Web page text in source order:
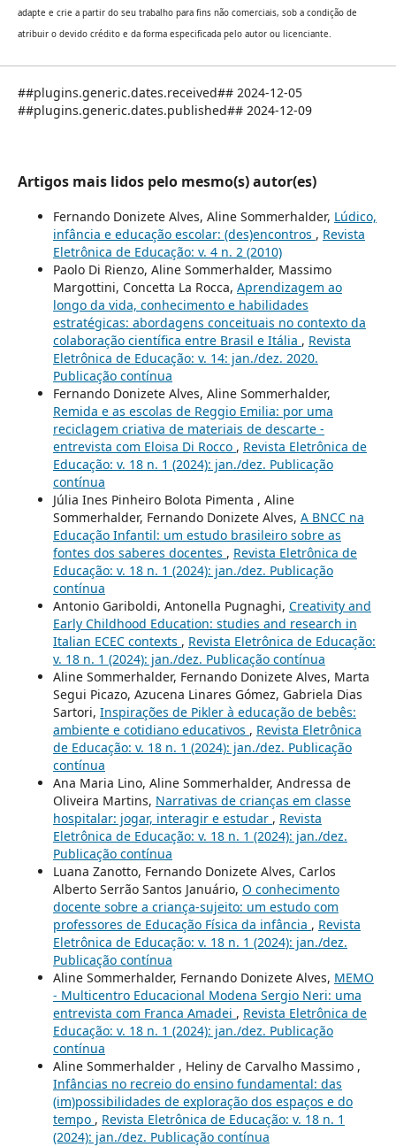
adapte e crie a partir do seu trabalho para fins não comerciais, sob a condição de
atribuir o devido crédito e da forma especificada pelo autor ou licenciante.
##plugins.generic.dates.received## 2024-12-05
##plugins.generic.dates.published## 2024-12-09
Artigos mais lidos pelo mesmo(s) autor(es)
Fernando Donizete Alves, Aline Sommerhalder, Lúdico,
infância e educação escolar: (des)encontros , Revista
Eletrônica de Educação: v. 4 n. 2 (2010)
Paolo Di Rienzo, Aline Sommerhalder, Massimo
Margottini, Concetta La Rocca, Aprendizagem ao
longo da vida, conhecimento e habilidades
estratégicas: abordagens conceituais no contexto da
colaboração científica entre Brasil e Itália , Revista
Eletrônica de Educação: v. 14: jan./dez. 2020.
Publicação contínua
Fernando Donizete Alves, Aline Sommerhalder,
Remida e as escolas de Reggio Emilia: por uma
reciclagem criativa de materiais de descarte -
entrevista com Eloisa Di Rocco , Revista Eletrônica de
Educação: v. 18 n. 1 (2024): jan./dez. Publicação
contínua
Júlia Ines Pinheiro Bolota Pimenta , Aline
Sommerhalder, Fernando Donizete Alves, A BNCC na
Educação Infantil: um estudo brasileiro sobre as
fontes dos saberes docentes , Revista Eletrônica de
Educação: v. 18 n. 1 (2024): jan./dez. Publicação
contínua
Antonio Gariboldi, Antonella Pugnaghi, Creativity and
Early Childhood Education: studies and research in
Italian ECEC contexts , Revista Eletrônica de Educação:
v. 18 n. 1 (2024): jan./dez. Publicação contínua
Aline Sommerhalder, Fernando Donizete Alves, Marta
Segui Picazo, Azucena Linares Gómez, Gabriela Dias
Sartori, Inspirações de Pikler à educação de bebês:
ambiente e cotidiano educativos , Revista Eletrônica
de Educação: v. 18 n. 1 (2024): jan./dez. Publicação
contínua
Ana Maria Lino, Aline Sommerhalder, Andressa de
Oliveira Martins, Narrativas de crianças em classe
hospitalar: jogar, interagir e estudar , Revista
Eletrônica de Educação: v. 18 n. 1 (2024): jan./dez.
Publicação contínua
Luana Zanotto, Fernando Donizete Alves, Carlos
Alberto Serrão Santos Januário, O conhecimento
docente sobre a criança-sujeito: um estudo com
professores de Educação Física da infância , Revista
Eletrônica de Educação: v. 18 n. 1 (2024): jan./dez.
Publicação contínua
Aline Sommerhalder, Fernando Donizete Alves, MEMO
- Multicentro Educacional Modena Sergio Neri: uma
entrevista com Franca Amadei , Revista Eletrônica de
Educação: v. 18 n. 1 (2024): jan./dez. Publicação
contínua
Aline Sommerhalder , Heliny de Carvalho Massimo ,
Infâncias no recreio do ensino fundamental: das
(im)possibilidades de exploração dos espaços e do
tempo , Revista Eletrônica de Educação: v. 18 n. 1
(2024): jan./dez. Publicação contínua